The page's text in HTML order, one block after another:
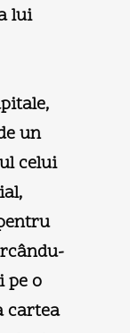
lui
un
celui
pe o
cartea